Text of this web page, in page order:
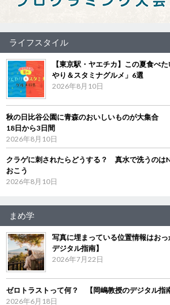
ライフスタイル
【東京駅・ヤエチカ】この夏食べ
やり＆スタミナグルメ」6選
2026年8月10日
秋の日比谷公園に青森のおいしいものが大集合
18日から3日間
2026年8月10日
クラゲに刺されたらどうする？ 真水で洗うのは
おこう
2026年8月10日
まめ学
写真に埋まっている位置情報はお
デジタル指南】
2026年7月22日
ゼロトラストって何？ 【岡嶋教授のデジタル指南
2026年6月18日